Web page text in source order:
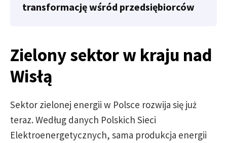
transformację wśród przedsiębiorców
Zielony sektor w kraju nad
Wisłą
Sektor zielonej energii w Polsce rozwija się już
teraz. Według danych Polskich Sieci
Elektroenergetycznych, sama produkcja energii